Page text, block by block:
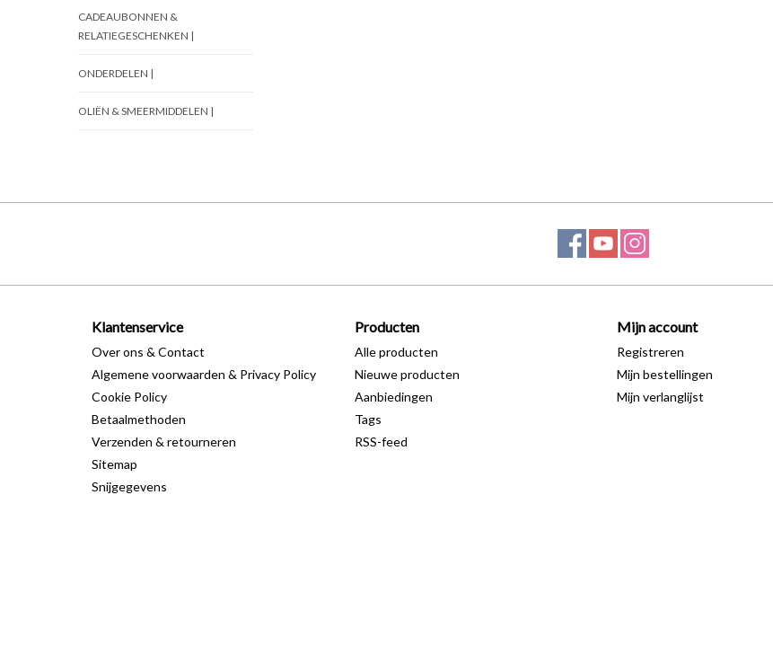
CADEAUBONNEN &
RELATIEGESCHENKEN |
ONDERDELEN |
OLIËN & SMEERMIDDELEN |
Klantenservice
Over ons & Contact
Algemene voorwaarden & Privacy Policy
Cookie Policy
Betaalmethoden
Verzenden & retourneren
Sitemap
Snijgegevens
Producten
Alle producten
Nieuwe producten
Aanbiedingen
Tags
RSS-feed
Mijn account
Registreren
Mijn bestellingen
Mijn verlanglijst